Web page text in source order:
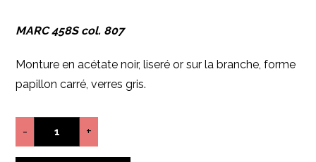
MARC 458S col. 807
Monture en acétate noir, liseré or sur la branche, forme
papillon carré, verres gris.
- +